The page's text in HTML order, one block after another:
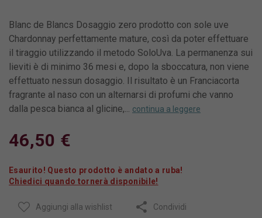
Blanc de Blancs Dosaggio zero prodotto con sole uve
Chardonnay perfettamente mature, così da poter effettuare
il tiraggio utilizzando il metodo SoloUva. La permanenza sui
lieviti è di minimo 36 mesi e, dopo la sboccatura, non viene
effettuato nessun dosaggio. Il risultato è un Franciacorta
fragrante al naso con un alternarsi di profumi che vanno
dalla pesca bianca al glicine,...
continua a leggere
46,50 €
Esaurito! Questo prodotto è andato a ruba!
Chiedici quando tornerà disponibile!
Aggiungi alla wishlist Condividi